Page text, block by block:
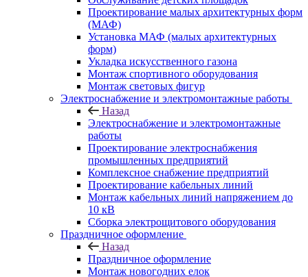
Проектирование малых архитектурных форм
(МАФ)
Установка МАФ (малых архитектурных
форм)
Укладка искусственного газона
Монтаж спортивного оборудования
Монтаж световых фигур
Электроснабжение и электромонтажные работы
Назад
Электроснабжение и электромонтажные
работы
Проектирование электроснабжения
промышленных предприятий
Комплексное снабжение предприятий
Проектирование кабельных линий
Монтаж кабельных линий напряжением до
10 кВ
Сборка электрощитового оборудования
Праздничное оформление
Назад
Праздничное оформление
Монтаж новогодних елок